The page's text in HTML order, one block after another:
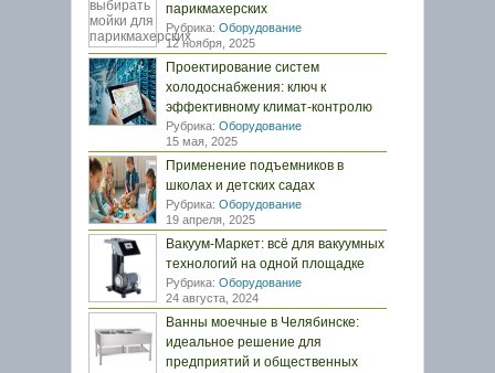
парикмахерских
Рубрика: Оборудование
12 ноября, 2025
Проектирование систем
холодоснабжения: ключ к
эффективному климат-контролю
Рубрика: Оборудование
15 мая, 2025
Применение подъемников в
школах и детских садах
Рубрика: Оборудование
19 апреля, 2025
Вакуум-Маркет: всё для вакуумных
технологий на одной площадке
Рубрика: Оборудование
24 августа, 2024
Ванны моечные в Челябинске:
идеальное решение для
предприятий и общественных